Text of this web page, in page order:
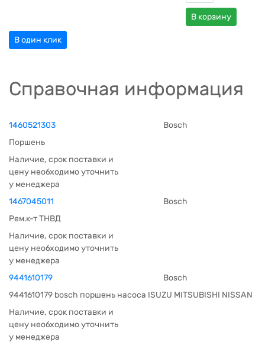
В корзину
В один клик
Справочная информация
1460521303
Bosch
Поршень
Наличие, срок поставки и
цену необходимо уточнить
у менеджера
1467045011
Bosch
Рем.к-т ТНВД
Наличие, срок поставки и
цену необходимо уточнить
у менеджера
9441610179
Bosch
9441610179 bosch поршень насоса ISUZU MITSUBISHI NISSAN
Наличие, срок поставки и
цену необходимо уточнить
у менеджера